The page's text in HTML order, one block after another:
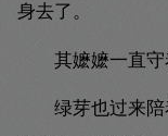
身去了。
其嬷嬷一直守
绿芽也过来